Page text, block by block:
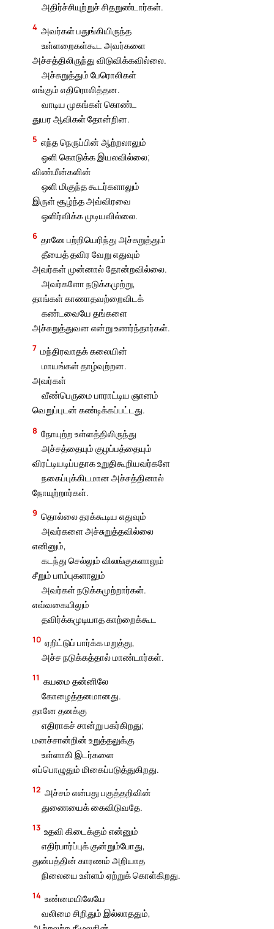
அதிர்ச்சியுற்றுச் சிதறுண்டார்கள்.
4 அவர்கள் பதுங்கியிருந்த
உள்ளறைகள்கூட அவர்களை
அச்சத்திலிருந்து விடுவிக்கவில்லை.
அச்சுறுத்தும் பேரொலிகள்
எங்கும் எதிரொலித்தன.
வாடிய முகங்கள் கொண்ட
துயர ஆவிகள் தோன்றின.
5 எந்த நெருப்பின் ஆற்றலாலும்
ஒளி கொடுக்க இயலவில்லை;
விண்மீன்களின்
ஒளி மிகுந்த கூடர்களாலும்
இருள் சூழ்ந்த அவ்விரவை
ஒளிர்விக்க முடியவில்லை.
6 தானே பற்றியெரிந்து அச்சுறுத்தும்
தீயைத் தவிர வேறு எதுவும்
அவர்கள் முன்னால் தோன்றவில்லை.
அவர்களோ நடுக்கமுற்று,
தாங்கள் காணாதவற்றைவிடக்
கண்டவையே தங்களை
அச்சுறுத்துவன என்று உணர்ந்தார்கள்.
7 மந்திரவாதக் கலையின்
மாயங்கள் தாழ்வுற்றன.
அவர்கள்
வீண்பெருமை பாராட்டிய ஞானம்
வெறுப்புடன் கண்டிக்கப்பட்டது.
8 நோயுற்ற உள்ளத்திலிருந்து
அச்சத்தையும் குழப்பத்தையும்
விரட்டியடிப்பதாக உறுதிகூறியவர்களே
நகைப்புக்கிடமான அச்சத்தினால்
நோயுற்றார்கள்.
9 தொல்லை தரக்கூடிய எதுவும்
அவர்களை அச்சுறுத்தவில்லை
எனினும்,
கடந்து செல்லும் விலங்குகளாலும்
சீறும் பாம்புகளாலும்
அவர்கள் நடுக்கமுற்றார்கள்.
எவ்வகையிலும்
தவிர்க்கமுடியாத காற்றைக்கூட
10 ஏறிட்டுப் பார்க்க மறுத்து,
அச்ச நடுக்கத்தால் மாண்டார்கள்.
11 கயமை தன்னிலே
கோழைத்தனமானது.
தானே தனக்கு
எதிராகச் சான்று பகர்கிறது;
மனச்சான்றின் உறுத்தலுக்கு
உள்ளாகி இடர்களை
எப்பொழுதும் மிகைப்படுத்துகிறது.
12 அச்சம் என்பது பகுத்தறிவின்
துணையைக் கைவிடுவதே.
13 உதவி கிடைக்கும் என்னும்
எதிர்பார்ப்புக் குன்றும்போது,
துன்பத்தின் காரணம் அறியாத
நிலையை உள்ளம் ஏற்றுக் கொள்கிறது.
14 உண்மையிலேயே
வலிமை சிறிதும் இல்லாததும்,